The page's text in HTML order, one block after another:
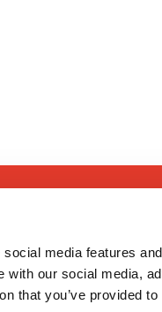
media features
with our social media,
that you’ve provided to